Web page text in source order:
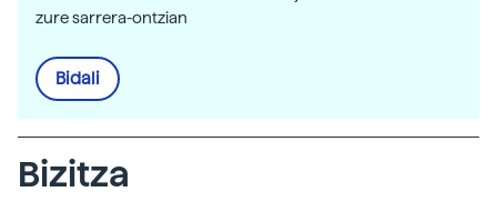
zure sarrera-ontzian
Bidali
Bizitza